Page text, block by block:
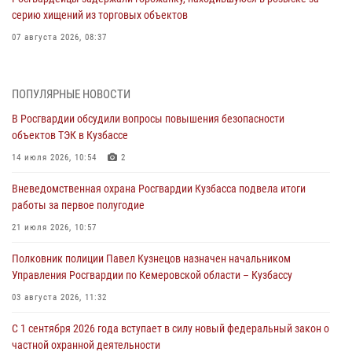
серию хищений из торговых объектов
07 августа 2026, 08:37
Росгвардейцы обеспечили безопасность «Поезда Победы» в
Кузбассе
Генерал-полковник Олег Плохой поздравил специалистов
организационно-штатных подразделений Росгвардии с
07 августа 2026, 05:32
С 1 сентября 2026 года вступает в силу новый федеральный закон о
06 августа 2026, 10:19
ПОПУЛЯРНЫЕ НОВОСТИ
В Росгвардии обсудили вопросы повышения безопасности
объектов ТЭК в Кузбассе
14 июля 2026, 10:54 2
Вневедомственная охрана Росгвардии Кузбасса подвела итоги
работы за первое полугодие
21 июля 2026, 10:57
Полковник полиции Павел Кузнецов назначен начальником
Управления Росгвардии по Кемеровской области – Кузбассу
03 августа 2026, 11:32
С 1 сентября 2026 года вступает в силу новый федеральный закон о
частной охранной деятельности